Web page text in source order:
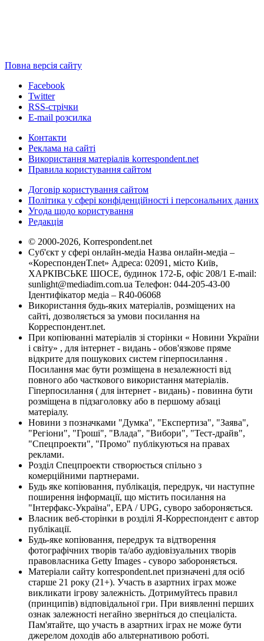
Повна версія сайту
Facebook
Twitter
RSS-стрічки
E-mail розсилка
Контакти
Реклама на сайті
Використання матеріалів korrespondent.net
Правила користування сайтом
Договір користування сайтом
Політика у сфері конфіденційності і персональних даних
Угода щодо користування
Редакція
© 2000-2026, Korrespondent.net
Суб'єкт у сфері онлайн-медіа Назва онлайн-медіа –
«КореспонденТ.net» Адреса: 02091, місто Київ,
ХАРКІВСЬКЕ ШОСЕ, будинок 172-Б, офіс 208/1 E-mail:
sunlight@mediadim.com.ua Телефон: 044-205-43-00
Ідентифікатор медіа – R40-06068
Використання будь-яких матеріалів, розміщених на
сайті, дозволяється за умови посилання на
Корреспондент.net.
При копіюванні матеріалів зі сторінки « Новини України
і світу» , для інтернет - видань - обов'язкове пряме
відкрите для пошукових систем гіперпосилання .
Посилання має бути розміщена в незалежності від
повного або часткового використання матеріалів.
Гіперпосилання ( для інтернет - видань) - повинна бути
розміщена в підзаголовку або в першому абзаці
матеріалу.
Новини з позначками "Думка", "Експертиза", "Заява",
"Регіони", "Гроші", "Влада", "Вибори", "Тест-драйв",
"Спецпроекти", "Промо" публікуються на правах
реклами.
Розділ Спецпроекти створюється спільно з
комерційними партнерами.
Будь яке копіювання, публікація, передрук, чи наступне
поширення інформації, що містить посилання на
"Інтерфакс-Україна", EPA / UPG, суворо забороняється.
Власник веб-сторінки в розділі Я-Корреспондент є автор
публікації.
Будь-яке копіювання, передрук та відтворення
фотографічних творів та/або аудіовізуальних творів
правовласника Getty Images - суворо забороняється.
Матеріали сайту korrespondent.net призначені для осіб
старше 21 року (21+). Участь в азартних іграх може
викликати ігрову залежність. Дотримуйтесь правил
(принципів) відповідальної гри. При виявленні перших
ознак залежності негайно зверніться до спеціаліста.
Пам'ятайте, що участь в азартних іграх не може бути
джерелом доходів або альтернативою роботі.